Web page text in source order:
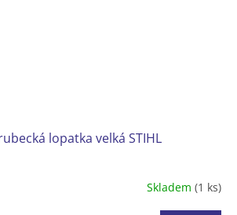
lopatka velká STIHL
Skladem (1 ks)